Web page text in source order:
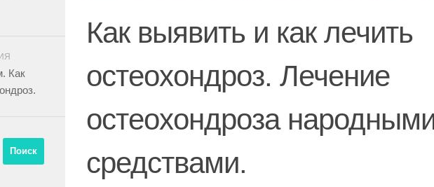
Как выявить и как лечить
остеохондроз. Лечение
остеохондроза
средствами.
Как